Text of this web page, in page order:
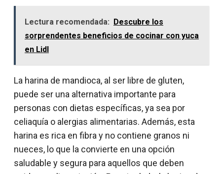
Lectura recomendada:
Descubre los
sorprendentes beneficios de cocinar con yuca
en Lidl
La harina de mandioca, al ser libre de gluten,
puede ser una alternativa importante para
personas con dietas específicas, ya sea por
celiaquía o alergias alimentarias. Además, esta
harina es rica en fibra y no contiene granos ni
nueces, lo que la convierte en una opción
saludable y segura para aquellos que deben